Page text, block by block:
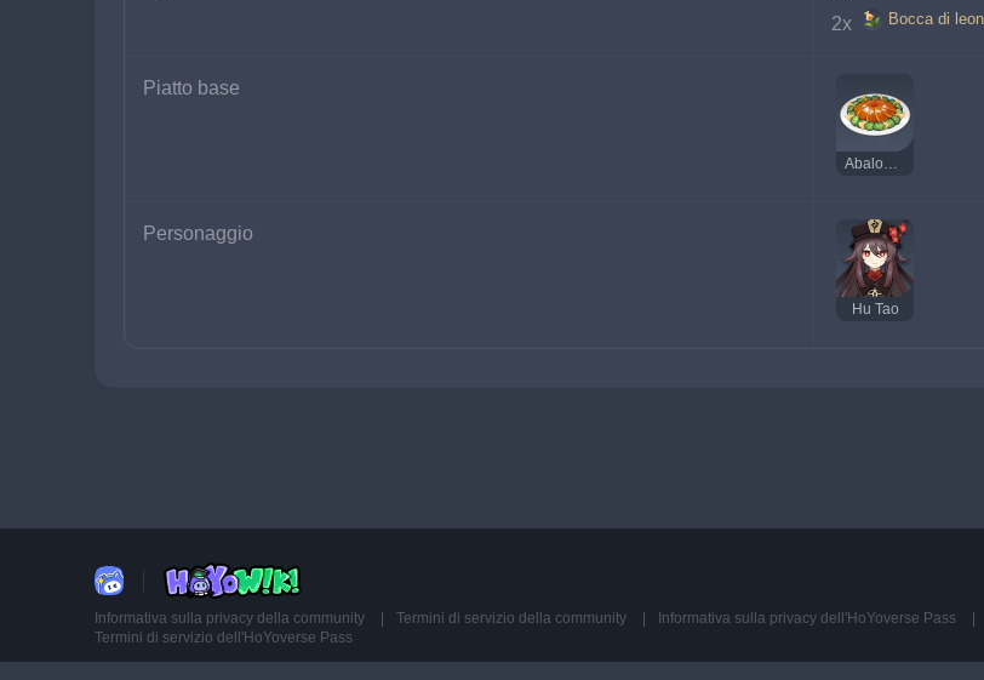
2x Bocca di
Piatto base
Personaggio
Hu Tao
Informativa sulla privacy della community Termini di servizio della community
Informativa sulla privacy dell'HoYoverse Pass
Termini di servizio dell'HoYoverse Pass